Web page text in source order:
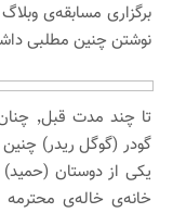
برگزاری مسابقه‌ی
نوشتن چنین مطلبی
تا
گودر (گوگل ریدر) چنین
یکی از دوستان
خانه‌ی خاله‌ی محترمه